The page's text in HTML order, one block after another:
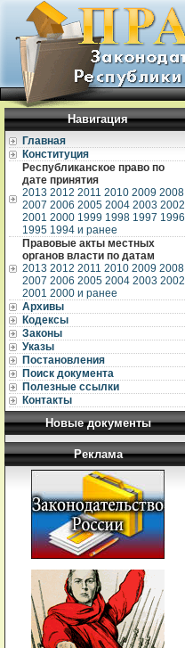
Навигация
Главная
Конституция
Республиканское право по
дате принятия
2013 2012 2011 2010 2009 2008
2007 2006 2005 2004 2003 2002
2001 2000 1999 1998 1997 1996
1995 1994 и ранее
Правовые акты местных
органов власти по датам
2013 2012 2011 2010 2009 2008
2007 2006 2005 2004 2003 2002
2001 2000 и ранее
Архивы
Кодексы
Законы
Указы
Постановления
Поиск документа
Полезные ссылки
Контакты
Новые документы
Реклама